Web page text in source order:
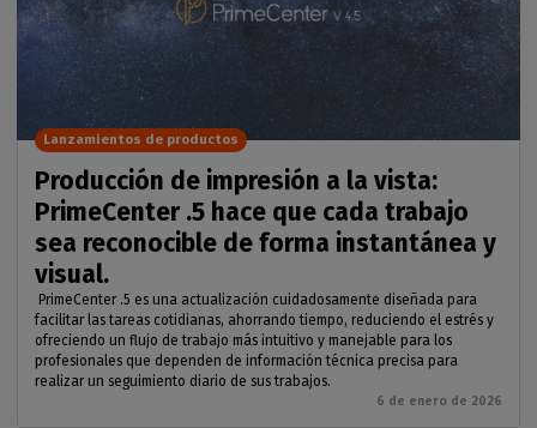
Producción de impresión a la vista:
PrimeCenter .5 hace que cada trabajo
sea reconocible de forma instantánea y
visual.
PrimeCenter .5 es una actualización cuidadosamente diseñada para
facilitar las tareas cotidianas, ahorrando tiempo, reduciendo el estrés y
ofreciendo un flujo de trabajo más intuitivo y manejable para los
profesionales que dependen de información técnica precisa para
realizar un seguimiento diario de sus trabajos.
6 de enero de 2026
Lanzamientos de productos